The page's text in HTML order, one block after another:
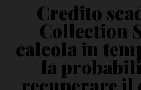
Credito
Collection
calcola in
la
recuperare il